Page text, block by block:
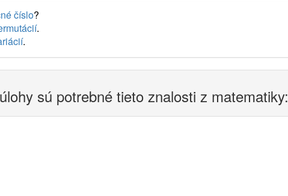
číslo?
.
.
sú potrebné tieto znalosti z matematiky: